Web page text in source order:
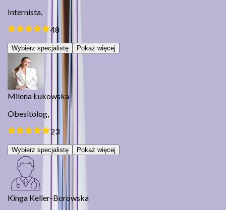
Internista,
48
Wybierz specjalistę Pokaż więcej
Milena Łukowska
Obesitolog,
23
Wybierz specjalistę Pokaż więcej
Kinga Keller-Borowska